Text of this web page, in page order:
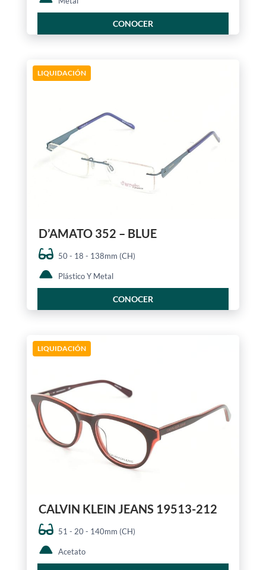
CONOCER
LIQUIDACIÓN
D’AMATO 352 – BLUE
50 - 18 - 138mm (CH)
Plástico Y Metal
CONOCER
LIQUIDACIÓN
CALVIN KLEIN JEANS 19513-212
51 - 20 - 140mm (CH)
Acetato